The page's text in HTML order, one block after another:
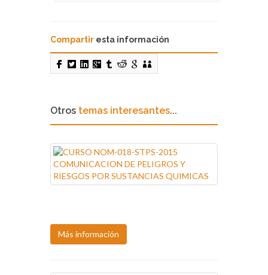
Compartir esta información
Otros temas interesantes...
Más información